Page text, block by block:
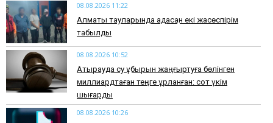
08.08.2026 11:22
Алматы тауларында адасқан екі жасөспірім
табылды
08.08.2026 10:52
Атырауда су құбырын жаңғыртуға бөлінген
миллиардтаған теңге ұрланған: сот үкім
шығарды
08.08.2026 10:26